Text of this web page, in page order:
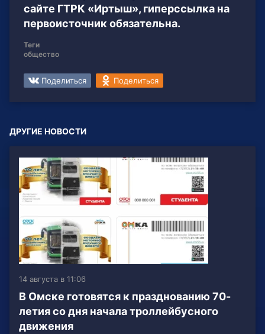
сайте ГТРК «Иртыш», гиперссылка на
первоисточник обязательна.
Теги
общество
Поделиться Поделиться
ДРУГИЕ НОВОСТИ
14 августа в 11:06
В Омске готовятся к празднованию 70-
летия со дня начала троллейбусного
движения